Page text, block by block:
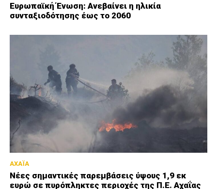
Ευρωπαϊκή Ένωση: Ανεβαίνει η ηλικία
συνταξιοδότησης έως το 2060
ΑΧΑΪΑ
Νέες σημαντικές παρεμβάσεις ύψους 1,9 εκ
ευρώ σε πυρόπληκτες περιοχές της Π.Ε. Αχαΐας